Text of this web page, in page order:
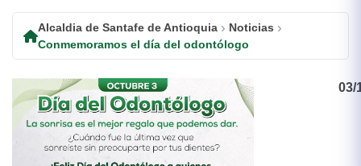
Alcaldia de Santafe de Antioquia
Noticias
Conmemoramos el día del odontólogo
03/